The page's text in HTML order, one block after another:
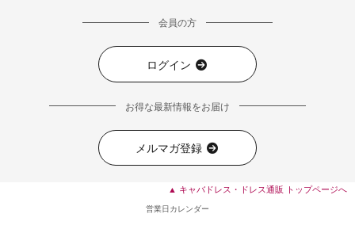
会員の方
ログイン
お得な最新情報をお届け
メルマガ登録
▲ キャバドレス・ドレス通販 トップページへ
営業日カレンダー